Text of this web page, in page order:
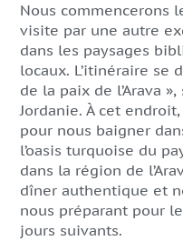
Nous commencerons
visite par une autre
dans les paysages
locaux. L’itinéraire se
de la paix de l’Arava
Jordanie. À cet
pour nous baigner
l’oasis turquoise du
dans la région de
dîner authentique et
nous préparant pour
jours suivants.